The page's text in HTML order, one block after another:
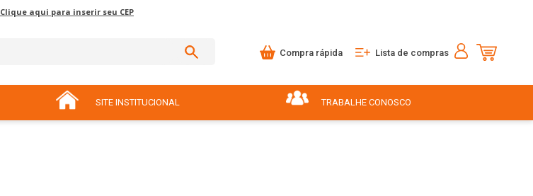
Clique aqui para inserir seu CEP
Compra rápida Lista de compras
SITE INSTITUCIONAL TRABALHE CONOSCO